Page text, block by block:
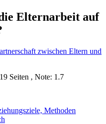
Elternarbeit auf
Seiten , Note: 1.7
Methoden